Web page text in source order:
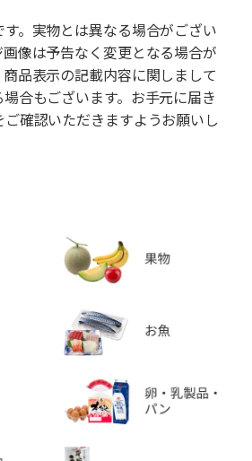
。実物とは異なる場合がござい
像は予告なく変更となる場合が
品表示の記載内容に関しまして
合もございます。お手元に届き
ご確認いただきますようお願いし